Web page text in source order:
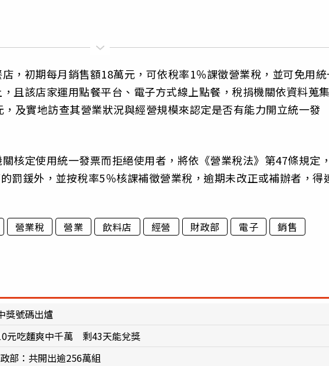
，初期每月銷售額18萬元，可依稅率1％課徵營業稅，並可免用
且該店家運用點餐平台、電子方式線上點餐，稅捐機關依資料蒐
及實地訪查其營業狀況與經營規模來認定是否有能力開立統一發
核定使用統一發票而拒絕使用者，將依《營業稅法》第47條規定
罰鍰外，並按稅率5％核課補徵營業稅，逾期未改正或補辦者，得
營業稅 營業 飲料店 經營 財政部 電子
銷售
獎號碼出爐
元吃麵爽中千萬 剩43天能兌獎
部：共開出逾256萬組